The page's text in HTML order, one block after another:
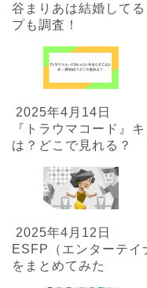
谷まりあは結婚して
プも調査！
2025年4月14日
『トラウマコード』
は？どこで見れる？
2025年4月12日
ESFP（エンターテイ
をまとめてみた